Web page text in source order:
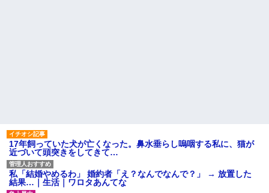
は出てけ！二度と来るな！」結
果・・・
私「初めて飲む味だけどなん
のお茶？」彼「ちっ！」私「」
【GIF】JSのカンチョーワロ
タ
17年飼っていた犬が亡くなった。鼻水垂らし嗚咽する私に、猫が
近づいて頭突きをしてきて…
私「結婚やめるわ」 婚約者「え？なんでなんで？」 → 放置した
結果…｜生活｜ワロタあんてな